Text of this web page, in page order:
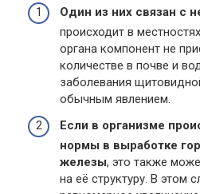
Один из них связан с
происходит в
органа компонент не
количестве в почве и
заболевания
обычным явлением.
Если в организме
нормы в выработке
железы, это также
на её структуру. В этом